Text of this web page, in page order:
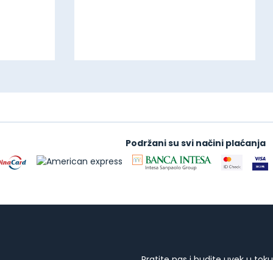
Podržani su svi načini plaćanja